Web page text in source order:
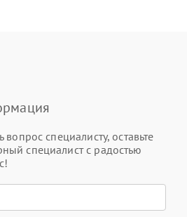
вопрос специалисту, оставьте
специалист с радостью